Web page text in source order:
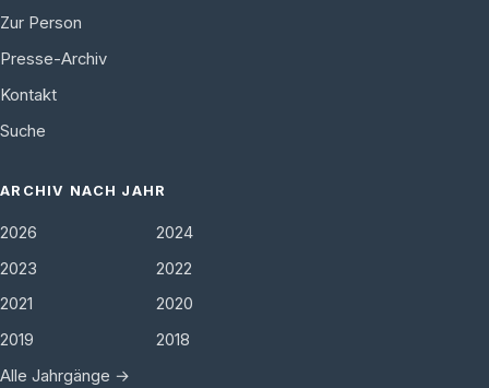
Zur Person
Presse-Archiv
Kontakt
Suche
ARCHIV NACH JAHR
2026
2024
2023
2022
2021
2020
2019
2018
Alle Jahrgänge →